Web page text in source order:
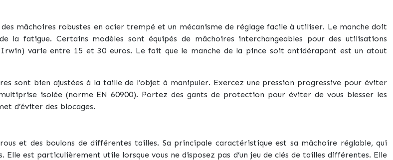
mâchoires robustes en acier trempé et un mécanisme de réglage facile à utiliser. Le manche doit
fatigue. Certains modèles sont équipés de mâchoires interchangeables pour des utilisations
varie entre 15 et 30 euros. Le fait que le manche de la pince soit antidérapant est un atout
sont bien ajustées à la taille de l’objet à manipuler. Exercez une pression progressive pour éviter
isolée (norme EN 60900). Portez des gants de protection pour éviter de vous blesser les
d’éviter des blocages.
et des boulons de différentes tailles. Sa principale caractéristique est sa mâchoire réglable, qui
est particulièrement utile lorsque vous ne disposez pas d’un jeu de clés de tailles différentes. Elle